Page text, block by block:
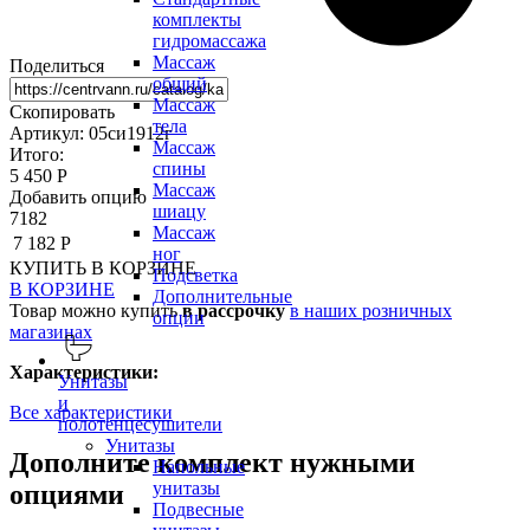
комплекты
гидромассажа
Массаж
общий
Массаж
тела
Массаж
спины
Массаж
шиацу
Массаж
ног
Подсветка
Дополнительные
опции
Унитазы
и
полотенцесушители
Унитазы
Напольные
унитазы
Подвесные
Поделиться
Скопировать
Артикул: 05си1912г
Итого:
5 450 Р
Добавить опцию
7182
7 182 Р
КУПИТЬ В КОРЗИНЕ
В КОРЗИНЕ
Товар можно купитьв рассрочку в наших розничных
магазинах
Характеристики:
Все характеристики
Дополните комплект нужными
опциями